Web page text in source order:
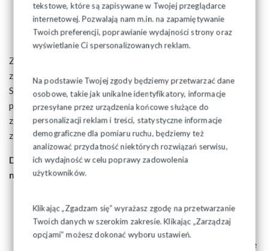
tekstowe, które są zapisywane w Twojej przeglądarce
internetowej. Pozwalają nam m.in. na zapamiętywanie
Twoich preferencji, poprawianie wydajności strony oraz
wyświetlanie Ci spersonalizowanych reklam.
Na podstawie Twojej zgody będziemy przetwarzać dane
osobowe, takie jak unikalne identyfikatory, informacje
przesyłane przez urządzenia końcowe służące do
personalizacji reklam i treści, statystyczne informacje
demograficzne dla pomiaru ruchu, będziemy też
analizować przydatność niektórych rozwiązań serwisu,
ich wydajność w celu poprawy zadowolenia
użytkowników.
Klikając „Zgadzam się” wyrażasz zgodę na przetwarzanie
Twoich danych w szerokim zakresie. Klikając „Zarządzaj
opcjami” możesz dokonać wyboru ustawień.
co najmniej 50 obywateli mających czynne prawo
wyborcze, zamieszkujących stale na terenie
Białegostoku.
Zgłoszenia kandydata na ławnika dokonuje się na karcie
zgłoszenia, której wzór określa Rozporządzenie Ministra
Sprawiedliwości z dnia 9 czerwca 2011 r. w sprawie sposobu
postępowania z dokumentami złożonymi radom gmin przy
zgłaszaniu kandydatów na ławników oraz wzoru karty
zgłoszenia.
Do zgłoszenia kandydata na ławnika dołącza się
następujące dokumenty:
zgłaszanej osoby;
oświadczenie kandydata, że nie jest prowadzone
przeciwko niemu postępowanie o przestępstwo ścigane